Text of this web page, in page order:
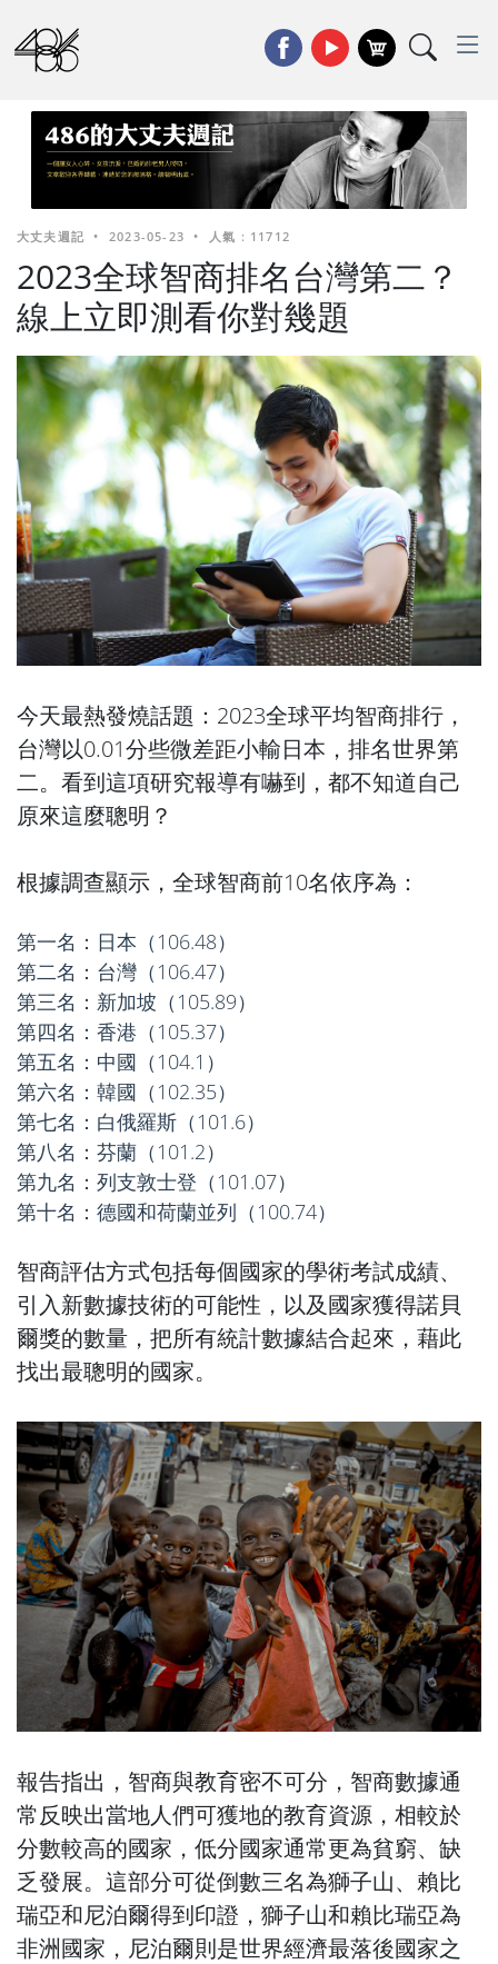
大丈夫週記 • 2023-05-23 • 人氣 : 11712
2023全球智商排名台灣第二？
線上立即測看你對幾題
今天最熱發燒話題：2023全球平均智商排行，
台灣以0.01分些微差距小輸日本，排名世界第
二。看到這項研究報導有嚇到，都不知道自己
原來這麼聰明？
根據調查顯示，全球智商前10名依序為：
第一名：日本（106.48）
第二名：台灣（106.47）
第三名：新加坡（105.89）
第四名：香港（105.37）
第五名：中國（104.1）
第六名：韓國（102.35）
第七名：白俄羅斯（101.6）
第八名：芬蘭（101.2）
第九名：列支敦士登（101.07）
第十名：德國和荷蘭並列（100.74）
智商評估方式包括每個國家的學術考試成績、
引入新數據技術的可能性，以及國家獲得諾貝
爾獎的數量，把所有統計數據結合起來，藉此
找出最聰明的國家。
報告指出，智商與教育密不可分，智商數據通
常反映出當地人們可獲地的教育資源，相較於
分數較高的國家，低分國家通常更為貧窮、缺
乏發展。這部分可從倒數三名為獅子山、賴比
瑞亞和尼泊爾得到印證，獅子山和賴比瑞亞為
非洲國家，尼泊爾則是世界經濟最落後國家之